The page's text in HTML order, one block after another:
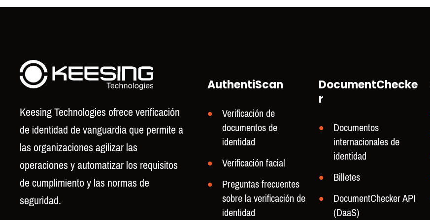
Keesing Technologies ofrece verificación
de identidad de vanguardia que permite a
las organizaciones agilizar las
operaciones y automatizar los requisitos
de cumplimiento y las normas de
seguridad.
AuthentiScan
Verificación de
documentos de
identidad
Verificación facial
Preguntas frecuentes
sobre la verificación de
identidad
DocumentChecke
r
Documentos
internacionales de
identidad
Billetes
DocumentChecker API
(DaaS)